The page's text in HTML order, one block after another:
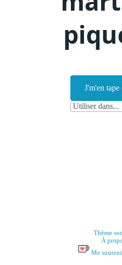
J'm'en tape
Thème
À
Me